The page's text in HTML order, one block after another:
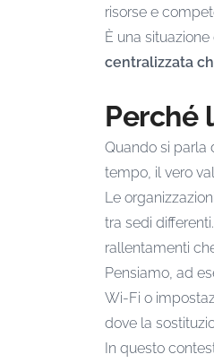
risorse e
È una
centralizzata
Perché
Quando si parla
tempo, il vero
Le
tra sedi
rallentamenti
Pensiamo, ad
Wi-Fi o
dove la
In questo